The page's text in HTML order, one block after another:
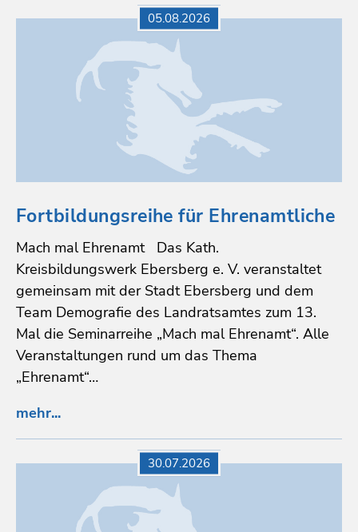
Fortbildungsreihe für Ehrenamtliche
Mach mal Ehrenamt Das Kath.
Kreisbildungswerk Ebersberg e. V. veranstaltet
gemeinsam mit der Stadt Ebersberg und dem
Team Demografie des Landratsamtes zum 13.
Mal die Seminarreihe „Mach mal Ehrenamt“. Alle
Veranstaltungen rund um das Thema
„Ehrenamt“…
mehr...
05.08.2026
30.07.2026